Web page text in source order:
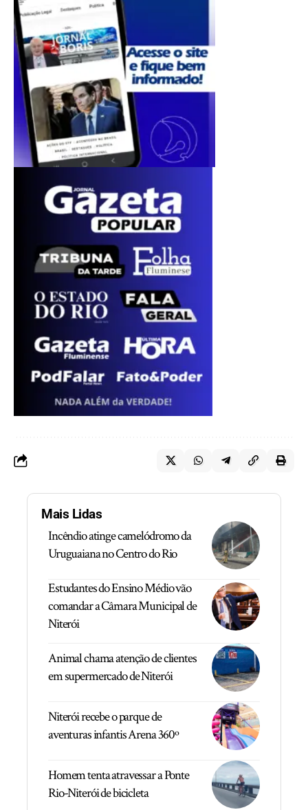
Mais Lidas
Incêndio atinge camelódromo da
Uruguaiana no Centro do Rio
Estudantes do Ensino Médio vão
comandar a Câmara Municipal de
Niterói
Animal chama atenção de clientes
em supermercado de Niterói
Niterói recebe o parque de
aventuras infantis Arena 360º
Homem tenta atravessar a Ponte
Rio-Niterói de bicicleta